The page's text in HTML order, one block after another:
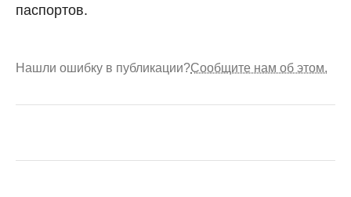
паспортов.
Нашли ошибку в публикации?Сообщите нам об этом.